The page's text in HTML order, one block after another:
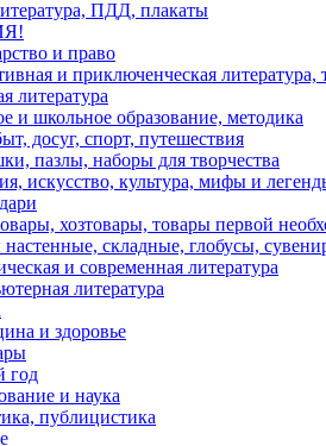
ПДД, плакаты
и право
и приключенческая литература,
литература
и школьное образование, методика
досуг, спорт, путешествия
пазлы, наборы для творчества
искусство, культура, мифы и
хозтовары, товары первой
складные, глобусы,
и современная литература
литература
и здоровье
год
и наука
публицистика